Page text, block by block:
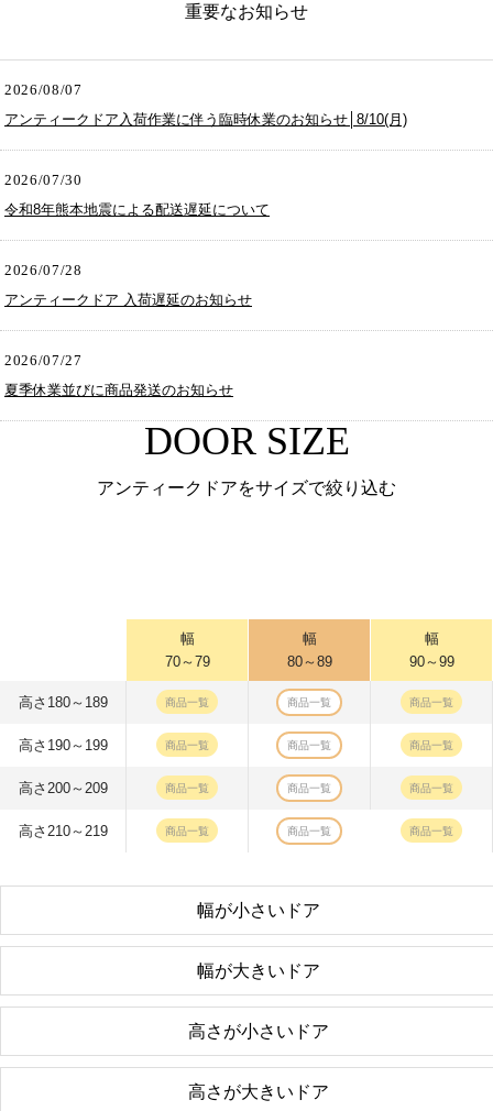
重要なお知らせ
2026/08/07
アンティークドア入荷作業に伴う臨時休業のお知らせ│8/10(月)
2026/07/30
令和8年熊本地震による配送遅延について
2026/07/28
アンティークドア 入荷遅延のお知らせ
2026/07/27
夏季休業並びに商品発送のお知らせ
DOOR SIZE
アンティークドアをサイズで絞り込む
幅
70～79
幅
80～89
幅
90～99
高さ180～189 商品一覧 商品一覧 商品一覧
高さ190～199 商品一覧 商品一覧 商品一覧
高さ200～209 商品一覧 商品一覧 商品一覧
高さ210～219 商品一覧 商品一覧 商品一覧
幅が小さいドア
幅が大きいドア
高さが小さいドア
高さが大きいドア